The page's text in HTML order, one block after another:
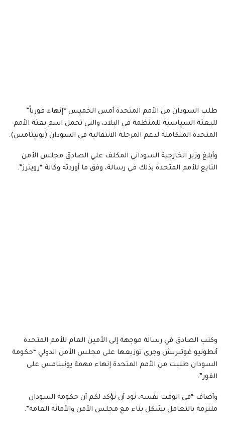
طلب السودان من الأمم المتحدة أمس الخميس “إنهاء فورياً”
للبعثة السياسية للمنظمة في البلاد، والتي تحمل اسم بعثة الأمم
المتحدة المتكاملة لدعم المرحلة الانتقالية في السودان (يونيتامس).
وأبلغ وزير الخارجية السوداني المكلف علي الصادق مجلس الأمن
التابع للأمم المتحدة بذلك في رسالة، وفق ما أوردته وكالة “رويترز”.
وكتب الصادق في رسالة موجهة إلى الأمين العام للأمم المتحدة
أنطونيو غوتيريش وجرى توزيعها على مجلس الأمن الدولي “حكومة
السودان طلبت من الأمم المتحدة إنهاء مهمة يونيتامس على
الفور”.
وأضاف “في الوقت نفسه، نود أن نؤكد لكم أن حكومة السودان
ملتزمة بالتعامل بشكل بناء مع مجلس الأمن والأمانة العامة”.